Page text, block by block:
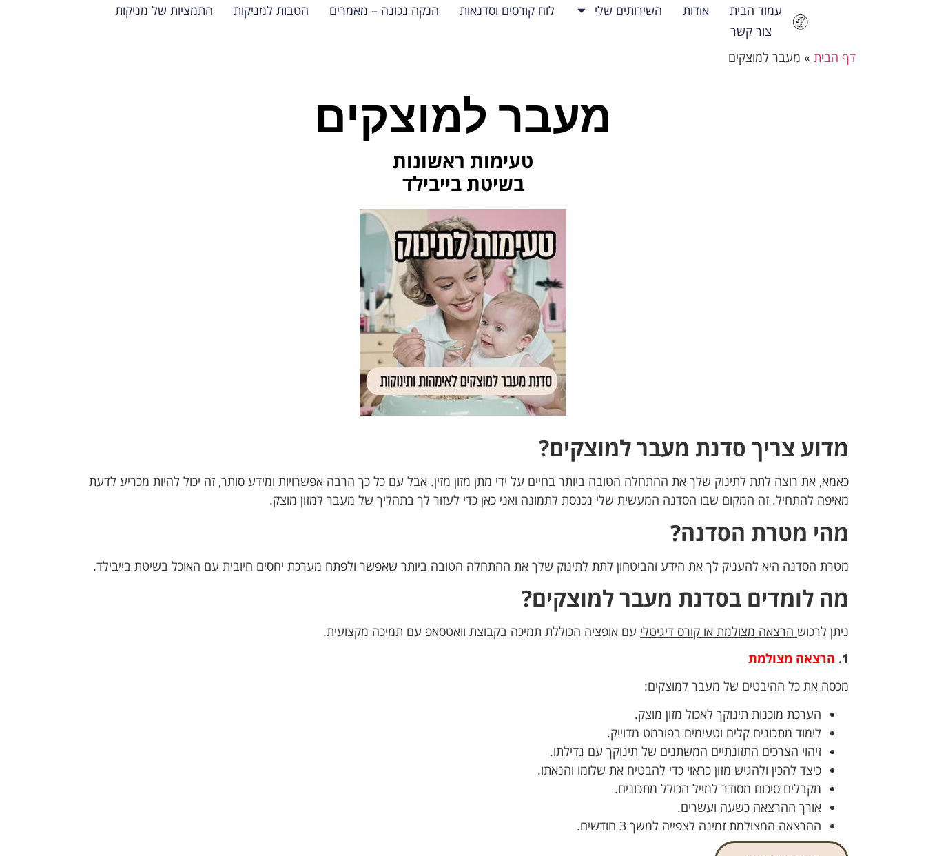
עמוד הבית אודות השירותים שלי לוח קורסים וסדנאות הנקה נכונה – מאמרים הטבות למניקות
התמציות של מניקות
צור קשר
דף הבית » מעבר למוצקים
מעבר למוצקים
טעימות ראשונות
בשיטת בייבילד
מדוע צריך סדנת מעבר למוצקים?
כאמא, את רוצה לתת לתינוק שלך את ההתחלה הטובה ביותר בחיים על ידי מתן מזון מזין. אבל עם כל כך הרבה אפשרויות ומידע סותר, זה יכול להיות מכריע לדעת
מאיפה להתחיל. זה המקום שבו הסדנה המעשית שלי נכנסת לתמונה ואני כאן כדי לעזור לך בתהליך של מעבר למזון מוצק.
מהי מטרת הסדנה?
מטרת הסדנה היא להעניק לך את הידע והביטחון לתת לתינוק שלך את ההתחלה הטובה ביותר שאפשר ולפתח מערכת יחסים חיובית עם האוכל בשיטת בייבילד.
מה לומדים בסדנת מעבר למוצקים?
ניתן לרכוש הרצאה מצולמת או קורס דיגיטלי עם אופציה הכוללת תמיכה בקבוצת וואטסאפ עם תמיכה מקצועית.
1. הרצאה מצולמת
מכסה את כל ההיבטים של מעבר למוצקים:
הערכת מוכנות תינוקך לאכול מזון מוצק.
לימוד מתכונים קלים וטעימים בפורמט מדוייק.
זיהוי הצרכים התזונתיים המשתנים של תינוקך עם גדילתו.
כיצד להכין ולהגיש מזון כראוי כדי להבטיח את שלומו והנאתו.
מקבלים סיכום מסודר למייל הכולל מתכונים.
אורך ההרצאה כשעה ועשרים.
ההרצאה המצולמת זמינה לצפייה למשך 3 חודשים.